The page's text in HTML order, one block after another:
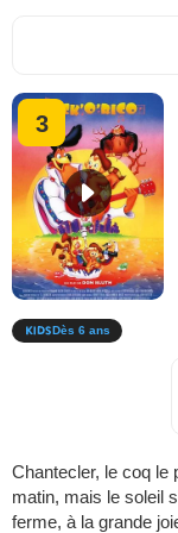
3
Dès 6 ans
Chantecler, le coq le
matin, mais le soleil
ferme, à la grande